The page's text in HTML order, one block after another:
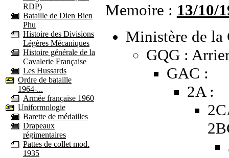
RDP)
Bataille de Dien Bien
Phu
Histoire des Divisions
Légères Mécaniques
Histoire générale de la
Cavalerie Française
Les Hussards
Ordre de bataille
1964-...
Armée française 1960
Uniformologie
Barette de médailles
Drapeaux
régimentaires
Pattes de collet mod.
1935
Memoire : 13/10/
Ministère de la
GQG :
GAC :
2A :